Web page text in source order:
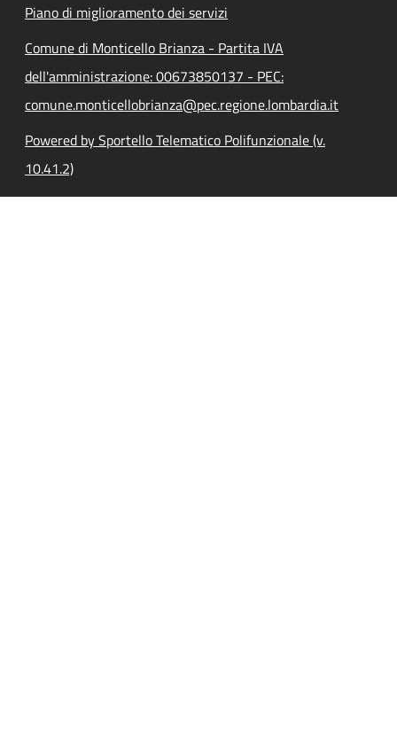
Piano di miglioramento dei servizi
Comune di Monticello Brianza - Partita IVA
dell'amministrazione: 00673850137 - PEC:
comune.monticellobrianza@pec.regione.lombardia.it
Powered by Sportello Telematico Polifunzionale (v.
10.41.2)